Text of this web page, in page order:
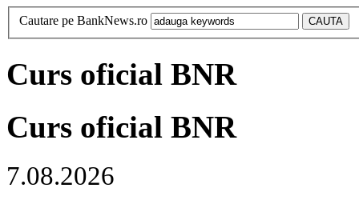
Cautare pe BankNews.ro
Curs oficial BNR
Curs oficial BNR
7.08.2026